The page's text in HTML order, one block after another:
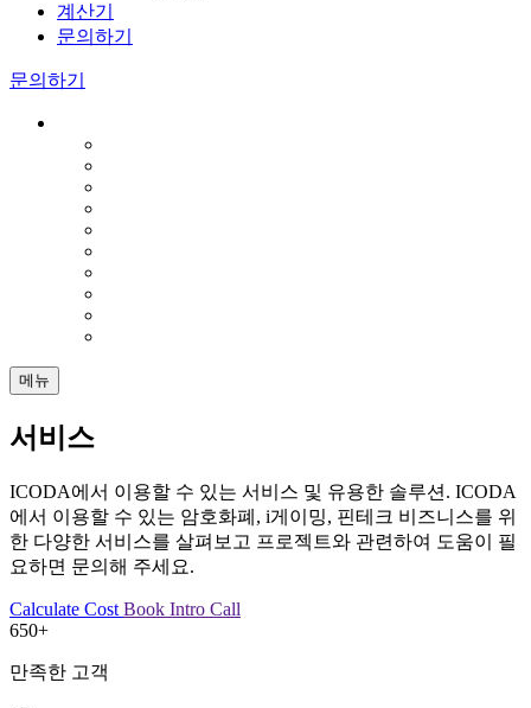
계산기
문의하기
문의하기
메뉴
서비스
ICODA에서 이용할 수 있는 서비스 및 유용한 솔루션. ICODA
에서 이용할 수 있는 암호화폐, i게이밍, 핀테크 비즈니스를 위
한 다양한 서비스를 살펴보고 프로젝트와 관련하여 도움이 필
요하면 문의해 주세요.
Calculate Cost Book Intro Call
650+
만족한 고객